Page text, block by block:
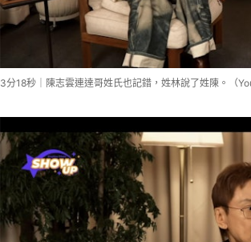
3分18秒｜陳志雲連達哥姓氏也記錯，姓林說了姓陳。（